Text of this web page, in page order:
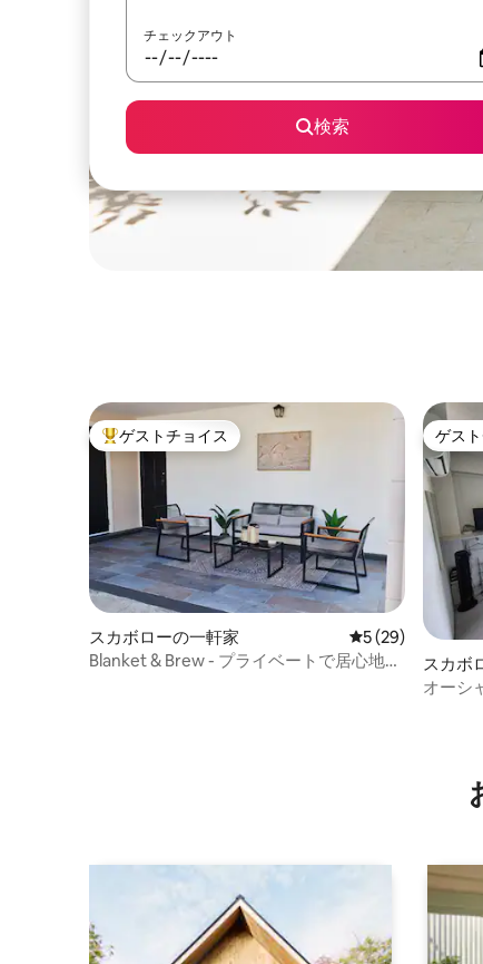
チェックアウト
検索
大好評のゲストチョイスです。
ゲストチョイス
スカボローの一軒家 レビュー29件、
5 (29)
Blanket & Brew - プライベートで居心地の
ゲス
ゲス
スカボ
オーシ